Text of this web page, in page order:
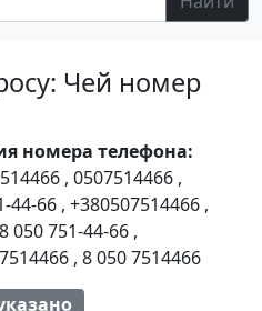
Чей номер
номера телефона:
, 0507514466 ,
44-66 , +380507514466 ,
050 751-44-66 ,
, 8 050 7514466